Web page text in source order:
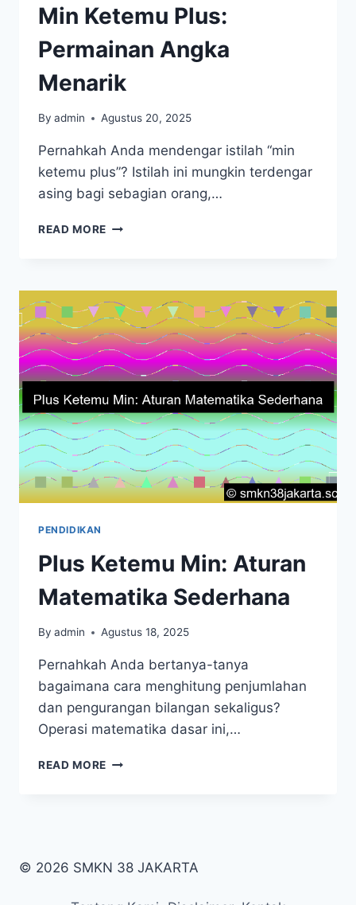
Min Ketemu Plus:
Permainan Angka
Menarik
By admin Agustus 20, 2025
Pernahkah Anda mendengar istilah “min
ketemu plus”? Istilah ini mungkin terdengar
asing bagi sebagian orang,…
READ MORE MIN
ANGKA
MENARIK
PENDIDIKAN
Plus Ketemu Min: Aturan
Matematika Sederhana
By admin Agustus 18, 2025
Pernahkah Anda bertanya-tanya
bagaimana cara menghitung penjumlahan
dan pengurangan bilangan sekaligus?
Operasi matematika dasar ini,…
READ MORE PLUS
© 2026 SMKN 38 JAKARTA